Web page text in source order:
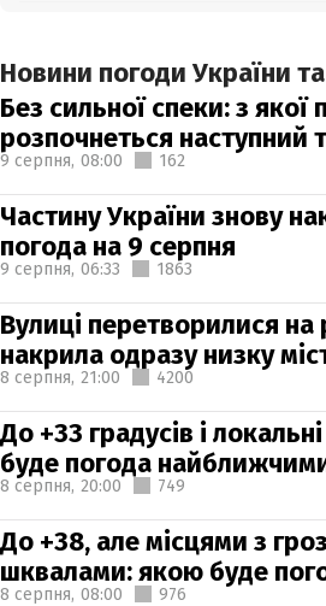
Новини погоди України та
Без сильної спеки: з якої
розпочнеться наступний
9 серпня, 08:00 162
Частину України знову
погода на 9 серпня
9 серпня, 06:33 1863
Вулиці перетворилися на
накрила одразу низку
8 серпня, 21:00 4200
До +33 градусів і
буде погода
8 серпня, 20:00 749
До +38, але місцями з
шквалами: якою буде
8 серпня, 08:00 976